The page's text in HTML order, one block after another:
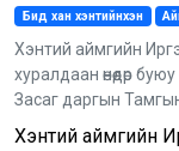
Бид хан хэнтийнхэн
Хэнтий аймгийн
хуралдаан өнөөдөр
Засаг даргын
Хэнтий аймгийн